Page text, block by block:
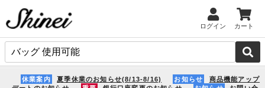
ログイン カート
休業案内 夏季休業のお知らせ(8/13-8/16) お知らせ
商品機能アップ